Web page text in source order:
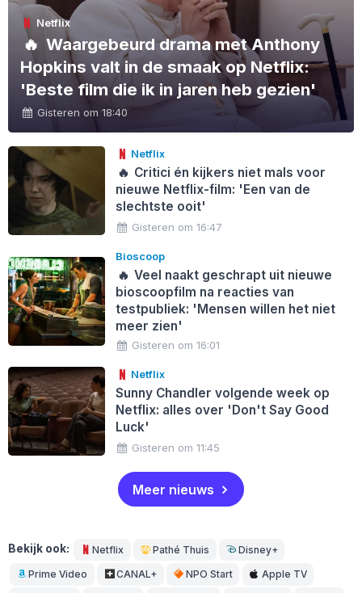
Netflix
🔥 Waargebeurd drama met Anthony
Hopkins valt in de smaak op Netflix:
'Beste film die ik in jaren heb gezien'
Gisteren om 18:40
Netflix
🔥 Critici én kijkers niet mals voor
nieuwe Netflix-film: 'Een van de
slechtste ooit'
Gisteren om 16:47
Bioscoop
🔥 Veel naakt geschrapt uit nieuwe
bioscoopfilm na reacties van
testpubliek: 'Mensen willen het niet
meer zien'
Gisteren om 16:01
Netflix
Sunny Chandler volgende week op
Netflix: alles over 'Don't Say Good
Luck'
Gisteren om 11:45
Meer nieuws
Bekijk ook: Netflix Pathé Thuis Disney+
Prime Video CANAL+ NPO Start Apple TV